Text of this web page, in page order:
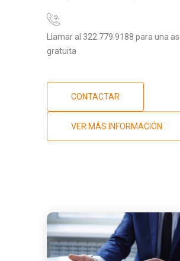
Llamar al 322 779 9188 para una
gratuita
CONTACTAR
VER MÁS INFORMACIÓN